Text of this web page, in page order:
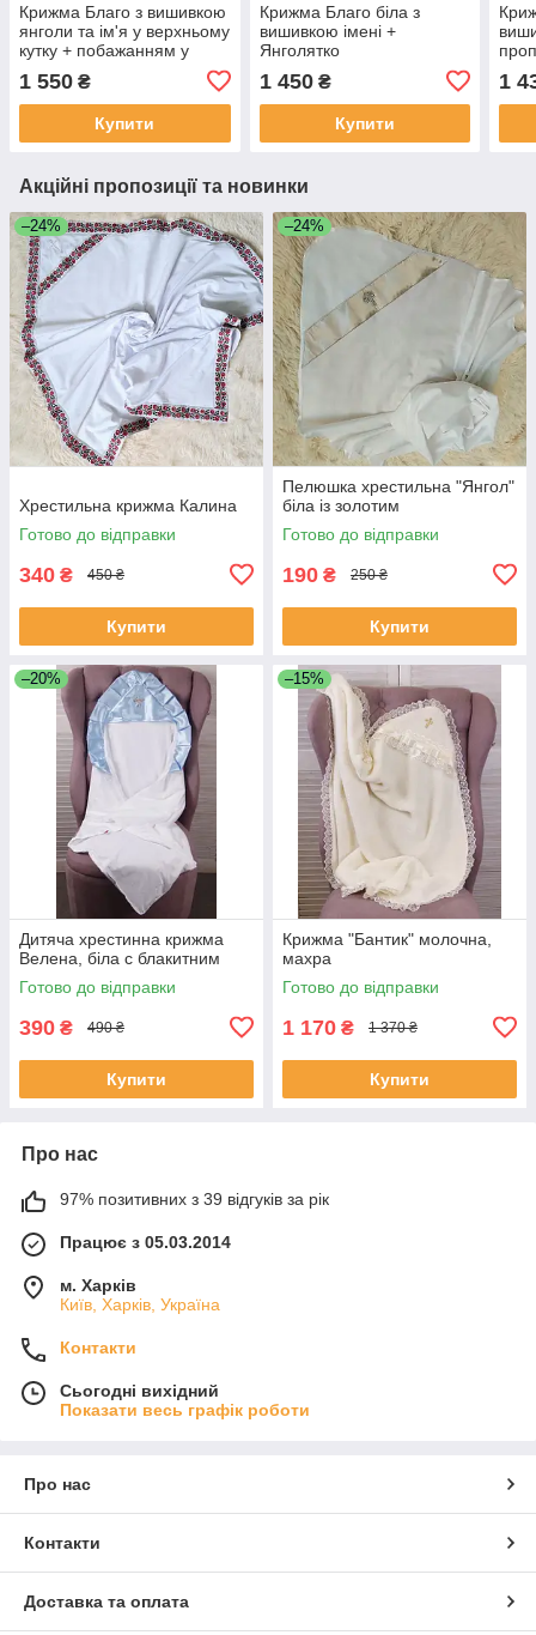
Крижма Благо з вишивкою
янголи та ім'я у верхньому
кутку + побажанням у
1 550 ₴
Купити
Крижма Благо біла з
вишивкою імені +
Янголятко
1 450₴
Купити
1
Акційні пропозиції та новинки
–24%
Хрестильна крижма Калина
Готово до відправки
340 ₴ 450 ₴
Купити
–24%
Пелюшка хрестильна "Янгол"
біла із золотим
Готово до відправки
190 ₴ 250 ₴
Купити
–20%
Дитяча хрестинна крижма
Велена, біла с блакитним
Готово до відправки
390 ₴ 490 ₴
Купити
–15%
Крижма "Бантик" молочна,
махра
Готово до відправки
1 170 ₴ 1 370 ₴
Купити
Про нас
97% позитивних з 39 відгуків за рік
Працює з 05.03.2014
м. Харків
Київ, Харків, Україна
Контакти
Сьогодні вихідний
Показати весь графік роботи
Про нас
Контакти
Доставка та оплата